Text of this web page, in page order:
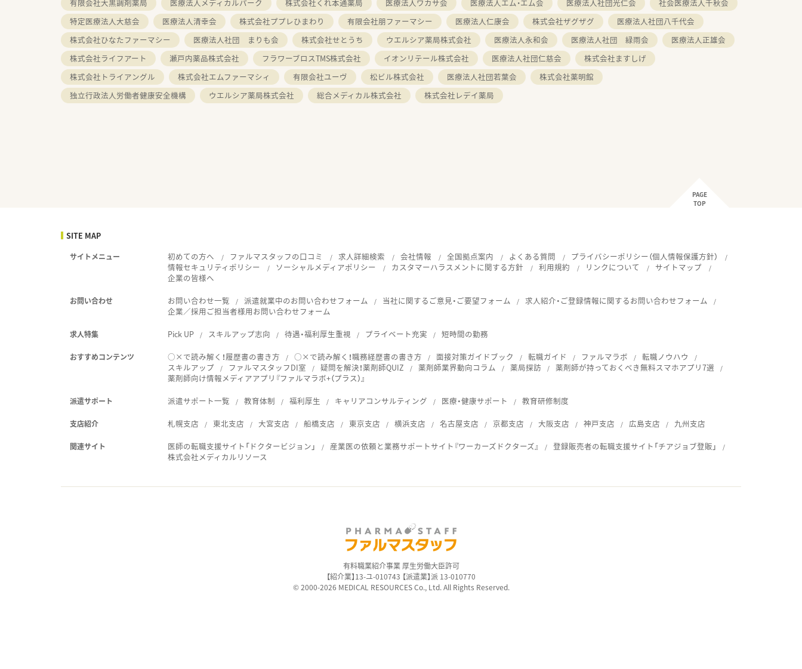
有限会社大黒調剤薬局
医療法人メディカルパーク 株式会社くれ本通薬局 医療法人ワカサ会 医療法人エム・エム会 医療法人社団光仁会
社会医療法人千秋会
特定医療法人大慈会
医療法人清幸会 株式会社ププレひまわり 有限会社朋ファーマシー 医療法人仁康会 株式会社ザグザグ
医療法人社団八千代会
株式会社ひなたファーマシー
医療法人社団 まりも会 株式会社せとうち ウエルシア薬局株式会社 医療法人永和会 医療法人社団 緑雨会
医療法人正雄会
株式会社ライフアート
瀬戸内薬品株式会社 フラワーブロスTMS株式会社 イオンリテール株式会社 医療法人社団仁慈会
株式会社ますしげ
株式会社トライアングル
株式会社エムファーマシィ 有限会社ユーヴ 松ビル株式会社 医療法人社団若葉会
株式会社薬明館
独立行政法人労働者健康安全機構
ウエルシア薬局株式会社 総合メディカル株式会社 株式会社レデイ薬局
PAGE
TOP
SITE MAP
サイトメニュー 初めての方へ ファルマスタッフの口コミ 求人詳細検索 会社情報 全国拠点案内 よくある質問
プライバシーポリシー（個人情報保護方針）
情報セキュリティポリシー
ソーシャルメディアポリシー カスタマーハラスメントに関する方針 利用規約 リンクについて
サイトマップ
企業の皆様へ
お問い合わせ お問い合わせ一覧 派遣就業中のお問い合わせフォーム 当社に関するご意見・ご要望フォーム
求人紹介・ご登録情報に関するお問い合わせフォーム
企業／採用ご担当者様用お問い合わせフォーム
求人特集 Pick UP スキルアップ志向 待遇・福利厚生重視 プライベート充実 短時間の勤務
おすすめコンテンツ ○×で読み解く！履歴書の書き方 ○×で読み解く！職務経歴書の書き方 面接対策ガイドブック 転職ガイド ファルマラボ
転職ノウハウ
スキルアップ
ファルマスタッフDI室 疑問を解決！薬剤師QUIZ 薬剤師業界動向コラム 薬局探訪
薬剤師が持っておくべき無料スマホアプリ7選
薬剤師向け情報メディアアプリ『ファルマラボ+（プラス）』
派遣サポート 派遣サポート一覧 教育体制 福利厚生 キャリアコンサルティング 医療・健康サポート 教育研修制度
支店紹介 札幌支店 東北支店 大宮支店 船橋支店 東京支店 横浜支店 名古屋支店 京都支店 大阪支店 神戸支店 広島支店 九州支店
関連サイト 医師の転職支援サイト「ドクタービジョン」 産業医の依頼と業務サポートサイト『ワーカーズドクターズ』
登録販売者の転職支援サイト「チアジョブ登販」
株式会社メディカルリソース
有料職業紹介事業 厚生労働大臣許可
【紹介業】13-ユ-010743 【派遣業】派 13-010770
© 2000-2026 MEDICAL RESOURCES Co., Ltd. All Rights Reserved.